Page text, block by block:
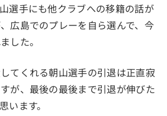
選手にも他クラブへの移籍の話が
広島でのプレーを自ら選んで、今
した。
てくれる朝山選手の引退は正直寂
が、最後の最後まで引退が伸びた
います。